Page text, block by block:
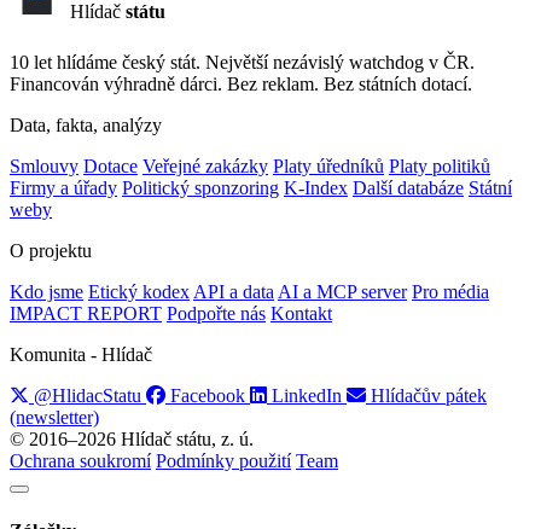
Hlídač státu
10 let hlídáme český stát. Největší nezávislý watchdog v ČR.
Financován výhradně dárci. Bez reklam. Bez státních dotací.
Data, fakta, analýzy
Smlouvy Dotace Veřejné zakázky Platy úředníků Platy politiků
Firmy a úřady Politický sponzoring K-Index Další databáze Státní
weby
O projektu
Kdo jsme Etický kodex API a data AI a MCP server Pro média
IMPACT REPORT Podpořte nás Kontakt
Komunita - Hlídač
@HlidacStatu
Facebook LinkedIn
Hlídačův pátek
(newsletter)
© 2016–2026 Hlídač státu, z. ú.
Ochrana soukromí Podmínky použití Team